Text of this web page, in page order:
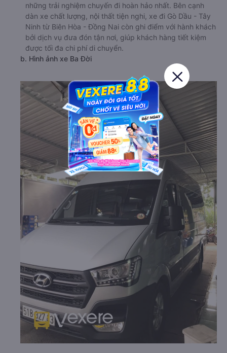
những trải nghiệm chuyến đi hoàn hảo nhất. Bên cạnh
dàn xe chất lượng, nội thất tiện nghi, xe đi Gò Dầu - Tây
Ninh từ Biên Hòa - Đồng Nai còn ghi điểm với hành khách
bởi dịch vụ đưa đón tận nơi, giúp khách hàng tiết kiệm
được tối đa chi phí di chuyển.
b. Hình ảnh xe Ba Đời